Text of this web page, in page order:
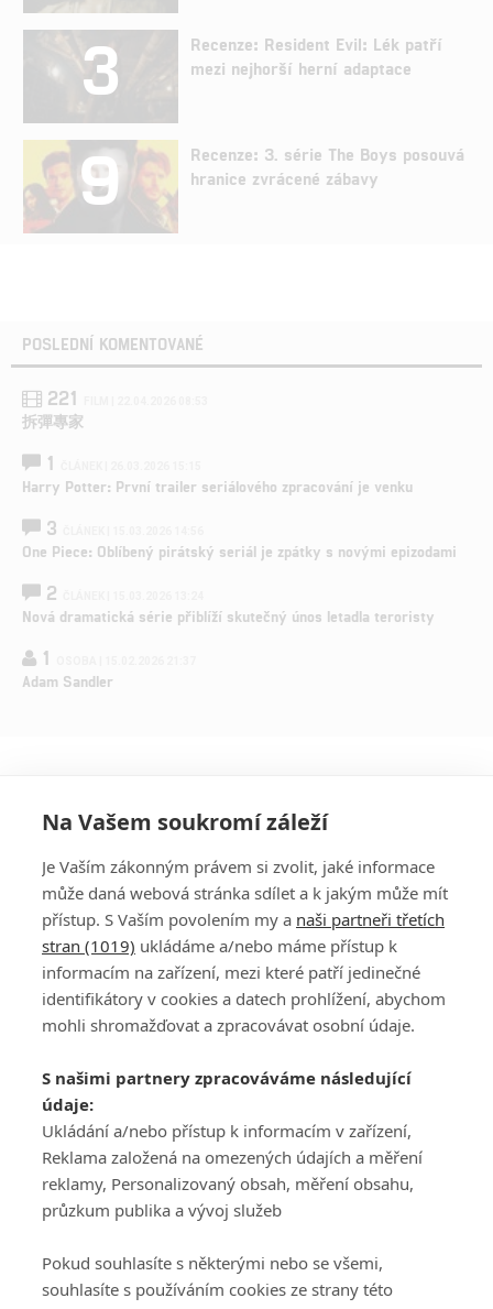
3
Recenze: Resident Evil: Lék patří
mezi nejhorší herní adaptace
9
Recenze: 3. série The Boys posouvá
hranice zvrácené zábavy
POSLEDNÍ KOMENTOVANÉ
221
拆彈專家
1
Harry Potter: První trailer seriálového zpracování je venku
3
One Piece: Oblíbený pirátský seriál je zpátky s novými epizodami
2
Nová dramatická série přiblíží skutečný únos letadla teroristy
1
Adam Sandler
PŘIHLÁSIT
REGISTROVAT
DISKUZE
Šéfredaktorkou webu jePetr Slavík, e-mailserialy@fandimefilmu.cz
Máte-li zájem o inzerci na našem webu napište nám na e-mail
studio@koncal.com
Ochrana osobních údajů|Zásady používání cookies |Pravidla webu
Upravit nastavení soukromí
Na Vašem soukromí záleží
Je Vaším zákonným právem si zvolit, jaké informace
může daná webová stránka sdílet a k jakým může mít
přístup. S Vaším povolením my a naši partneři třetích
stran (1019) ukládáme a/nebo máme přístup k
informacím na zařízení, mezi které patří jedinečné
identifikátory v cookies a datech prohlížení, abychom
mohli shromažďovat a zpracovávat osobní údaje.
S našimi partnery zpracováváme následující
údaje:
Ukládání a/nebo přístup k informacím v zařízení,
Reklama založená na omezených údajích a měření
reklamy, Personalizovaný obsah, měření obsahu,
průzkum publika a vývoj služeb
Pokud souhlasíte s některými nebo se všemi,
souhlasíte s používáním cookies ze strany této